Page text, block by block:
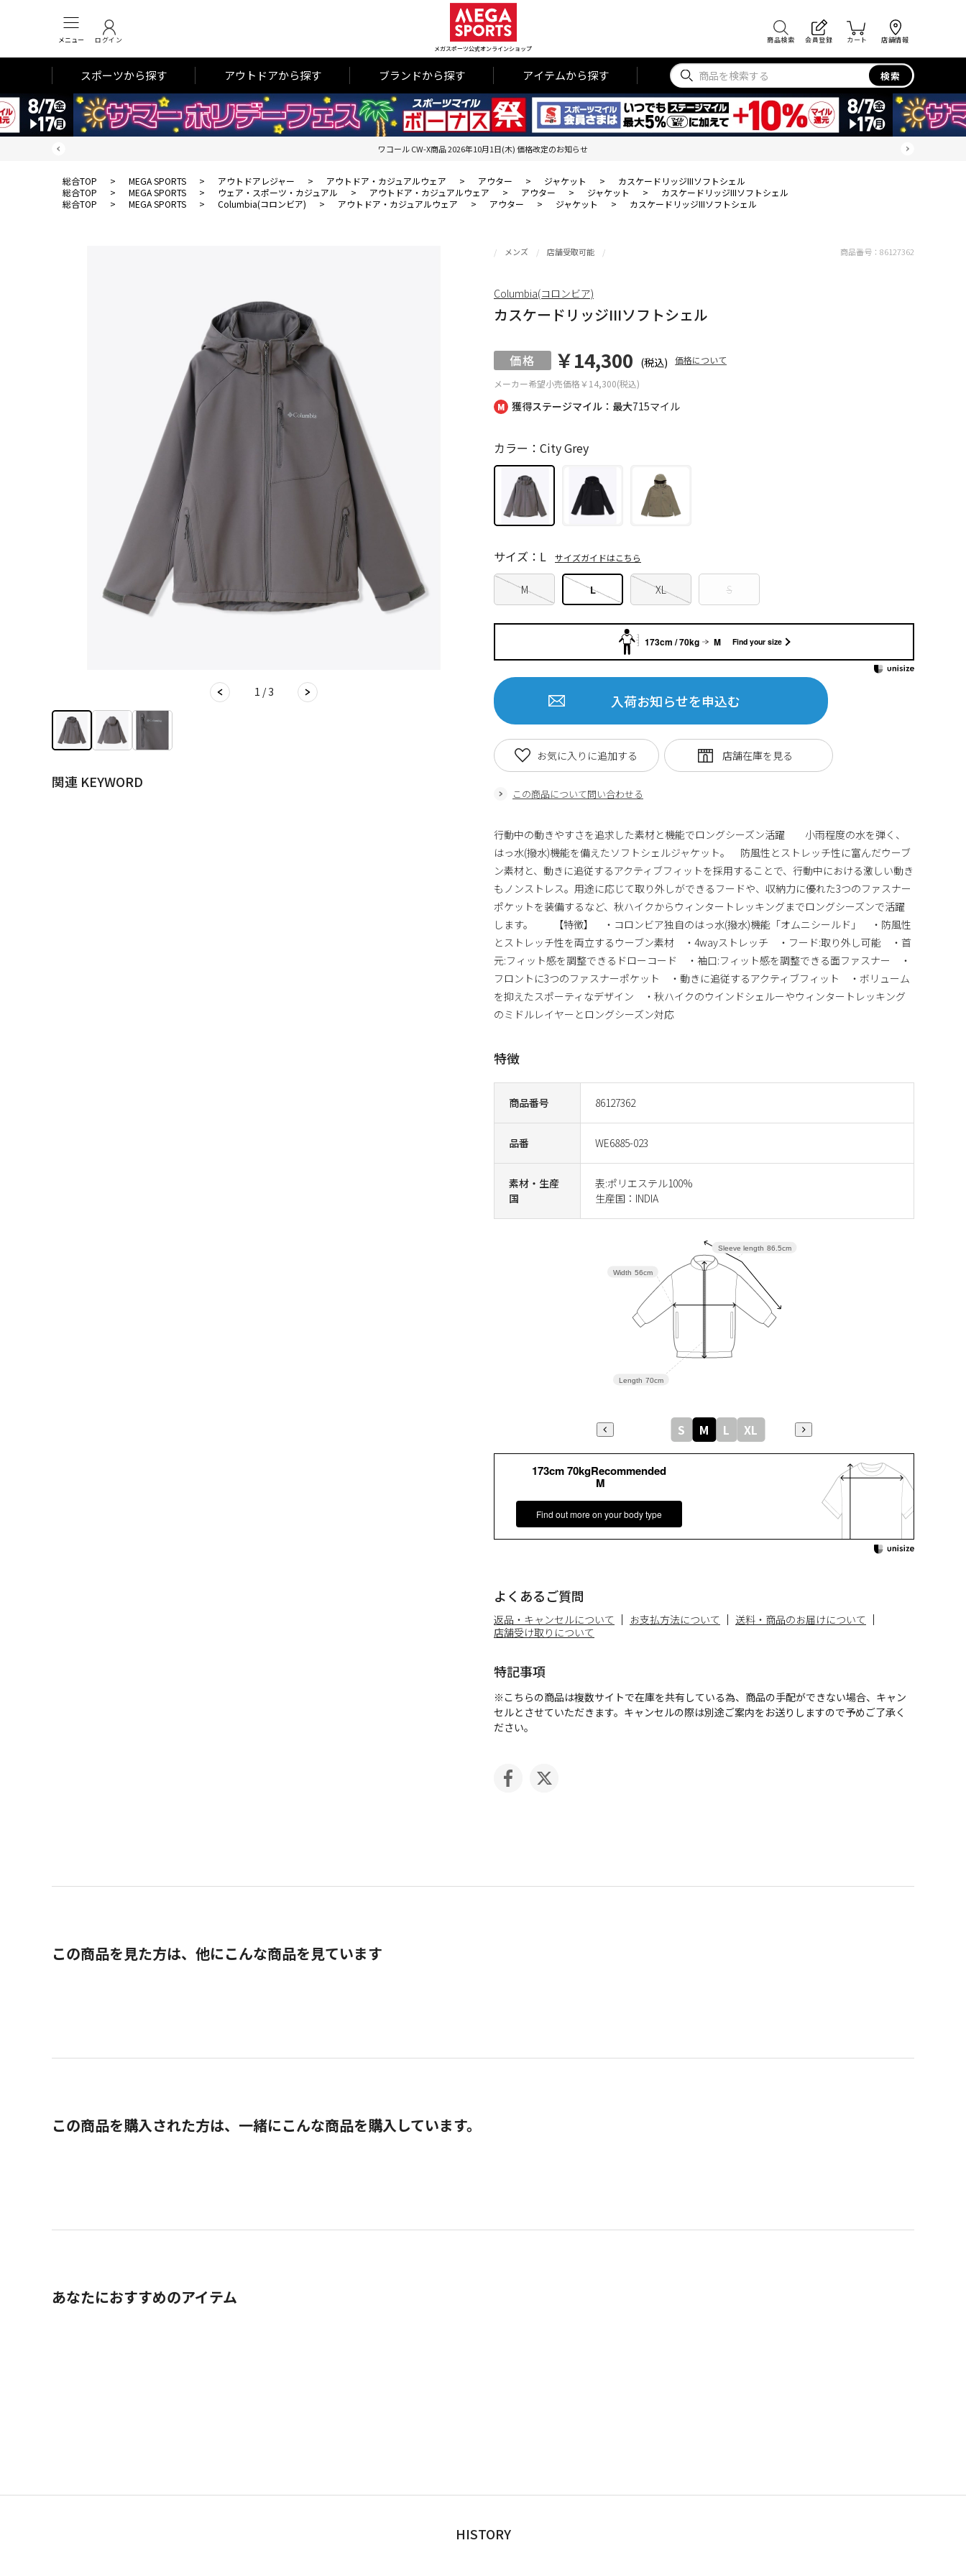
メニュー ログイン
メガスポーツ公式オンラインショップ
商品検索 会員登録 カート 店舗情報
スポーツから探す アウトドアから探す ブランドから探す アイテムから探す 検索
ワコール CW-X商品 2026年10月1日(木) 価格改定のお知らせ
総合TOP > MEGA SPORTS > アウトドアレジャー > アウトドア・カジュアルウェア > アウター > ジャケット >
カスケードリッジIIIソフトシェル
総合TOP
> MEGA SPORTS > ウェア・スポーツ・カジュアル > アウトドア・カジュアルウェア > アウター > ジャケット >
カスケードリッジIIIソフトシェル
総合TOP
> MEGA SPORTS > Columbia(コロンビア) > アウトドア・カジュアルウェア > アウター > ジャケット > カスケードリッジIIIソフトシェル
1 / 3
関連 KEYWORD
獲得ステージマイル：最大715マイル
メンズ 店舗受取可能
カスケードリッジIIIソフトシェル
メーカー希望小売価格￥14,300(税込)
￥14,300 (税込) 価格について
商品番号 86127362
品番 WE6885-023
素材・生産
国
表:ポリエステル100%
生産国：INDIA
カラー：City Grey
M L XL S
サイズ：L サイズガイドはこちら
入荷お知らせを申込む
この商品について問い合わせる
お気に入りに追加する
商品番号： 86127362
Columbia(コロンビア)
行動中の動きやすさを追求した素材と機能でロングシーズン活躍 小雨程度の水を弾く、
はっ水(撥水)機能を備えたソフトシェルジャケット。 防風性とストレッチ性に富んだウーブ
ン素材と、動きに追従するアクティブフィットを採用することで、行動中における激しい動き
もノンストレス。用途に応じて取り外しができるフードや、収納力に優れた3つのファスナー
ポケットを装備するなど、秋ハイクからウィンタートレッキングまでロングシーズンで活躍
します。 【特徴】 ・コロンビア独自のはっ水(撥水)機能「オムニシールド」 ・防風性
とストレッチ性を両立するウーブン素材 ・4wayストレッチ ・フード:取り外し可能 ・首
元:フィット感を調整できるドローコード ・袖口:フィット感を調整できる面ファスナー ・
フロントに3つのファスナーポケット ・動きに追従するアクティブフィット ・ボリューム
を抑えたスポーティなデザイン ・秋ハイクのウインドシェルーやウィンタートレッキング
のミドルレイヤーとロングシーズン対応
特徴
よくあるご質問
返品・キャンセルについて お支払方法について
送料・商品のお届けについて
店舗受け取りについて
特記事項
※こちらの商品は複数サイトで在庫を共有している為、商品の手配ができない場合、キャン
セルとさせていただきます。キャンセルの際は別途ご案内をお送りしますので予めご了承く
ださい。
173cm / 70kg M Find your size
173cm 70kgRecommended
M
Find out more on your body type
Sleeve length 86.5cm
Length 70cm
Width 56cm
S M L XL
この商品を見た方は、他にこんな商品を見ています
この商品を購入された方は、一緒にこんな商品を購入しています。
あなたにおすすめのアイテム
HISTORY